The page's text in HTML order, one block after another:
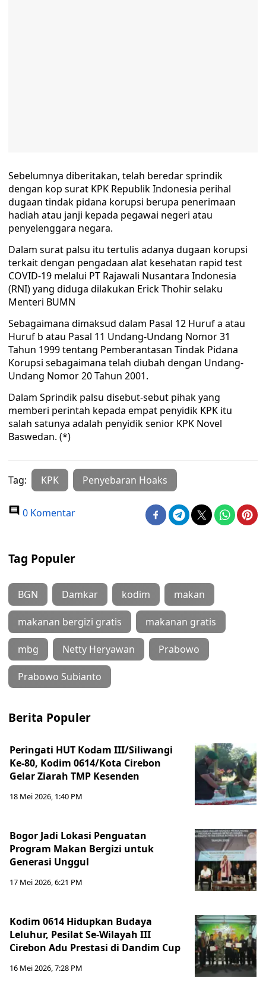
Sebelumnya diberitakan, telah beredar sprindik
dengan kop surat KPK Republik Indonesia perihal
dugaan tindak pidana korupsi berupa penerimaan
hadiah atau janji kepada pegawai negeri atau
penyelenggara negara.
Dalam surat palsu itu tertulis adanya dugaan korupsi
terkait dengan pengadaan alat kesehatan rapid test
COVID-19 melalui PT Rajawali Nusantara Indonesia
(RNI) yang diduga dilakukan Erick Thohir selaku
Menteri BUMN
Sebagaimana dimaksud dalam Pasal 12 Huruf a atau
Huruf b atau Pasal 11 Undang-Undang Nomor 31
Tahun 1999 tentang Pemberantasan Tindak Pidana
Korupsi sebagaimana telah diubah dengan Undang-
Undang Nomor 20 Tahun 2001.
Dalam Sprindik palsu disebut-sebut pihak yang
memberi perintah kepada empat penyidik KPK itu
salah satunya adalah penyidik senior KPK Novel
Baswedan. (*)
Tag: KPK Penyebaran Hoaks
0 Komentar
Tag Populer
BGN Damkar kodim makan
makanan bergizi gratis makanan gratis
mbg Netty Heryawan Prabowo
Prabowo Subianto
Berita Populer
Peringati HUT Kodam III/Siliwangi
Ke-80, Kodim 0614/Kota Cirebon
Gelar Ziarah TMP Kesenden
18 Mei 2026, 1:40 PM
Bogor Jadi Lokasi Penguatan
Program Makan Bergizi untuk
Generasi Unggul
17 Mei 2026, 6:21 PM
Kodim 0614 Hidupkan Budaya
Leluhur, Pesilat Se-Wilayah III
Cirebon Adu Prestasi di Dandim Cup
16 Mei 2026, 7:28 PM